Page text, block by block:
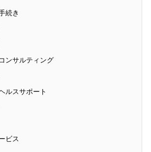
続き
ンサルティング
ルスサポート
ビス